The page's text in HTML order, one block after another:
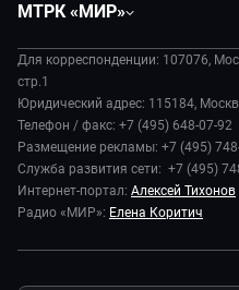
Экономика
Происшествия
В содружестве
В мире
Наука и технологии
Здоровье и медицина
Спорт
Дела судебные
Диктор делает
Игра в кино
Игра в кино. Мультфильмы
Исторический детектив
Миллион за 5 минут
МТРК «МИР»
История
Руководство
Новости компании
Пресса о нас
Карьера
Реклама
Закупки и тендеры
Для корреспонденции: 107076,
стр.1
Юридический адрес: 115184,
Телефон / факс: +7 (495) 648-07-92
Размещение рекламы: +7 (495)
Служба развития сети: +7 (495)
Интернет-портал: Алексей Тихонов
Радио «МИР»: Елена Коритич